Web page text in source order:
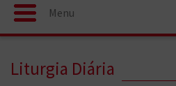
Menu
Liturgia Diária